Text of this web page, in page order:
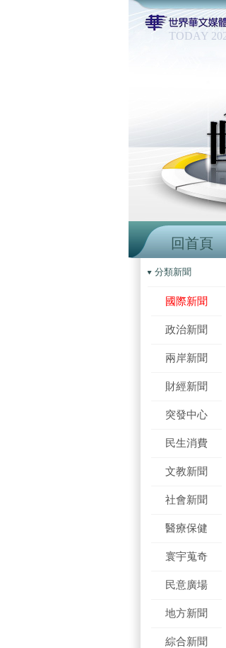
TODAY
回首頁
分類新聞
國際新聞
政治新聞
兩岸新聞
財經新聞
突發中心
民生消費
文教新聞
社會新聞
醫療保健
寰宇蒐奇
民意廣場
地方新聞
綜合新聞